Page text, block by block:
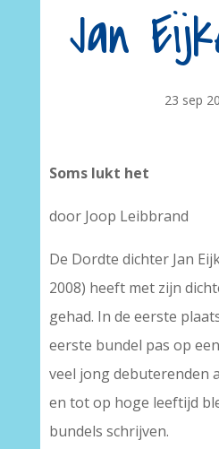
Jan
23 sep
Soms lukt het
door Joop Leibbrand
De Dordte dichter Jan
2008) heeft met zijn
gehad. In de eerste
eerste bundel pas op
veel jong debuterenden
en tot op hoge leeftijd
bundels schrijven.